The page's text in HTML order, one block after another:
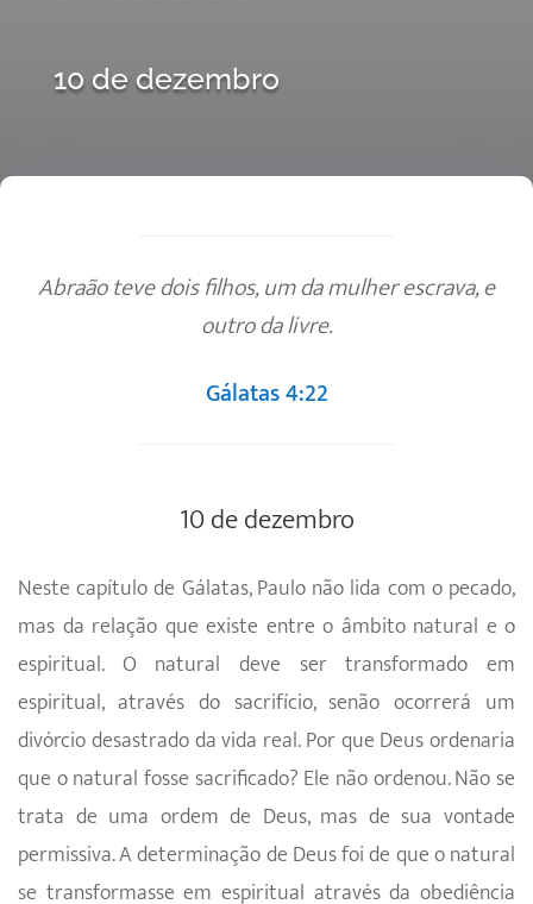
10 de dezembro
Abraão teve dois filhos, um da mulher escrava, e
outro da livre.
Gálatas 4:22
10 de dezembro
Neste capítulo de Gálatas, Paulo não lida com o pecado,
mas da relação que existe entre o âmbito natural e o
espiritual. O natural deve ser transforma­do em
espiritual, através do sacrifício, senão ocorrerá um
divórcio desastrado da vida real. Por que Deus ordenaria
que o natural fosse sacrificado? Ele não ordenou. Não se
trata de uma ordem de Deus, mas de sua vontade
permissiva. A determinação de Deus foi de que o natural
se transformasse em espiritual através da obediência